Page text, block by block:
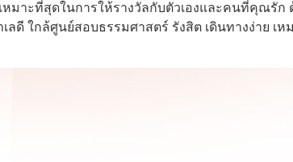
มาะที่สุดในการให้รางวัลกับตัวเองและคนที่คุณรั
ลดี ใกล้ศูนย์สอบธรรมศาสตร์ รังสิต เดินทางง่าย เ